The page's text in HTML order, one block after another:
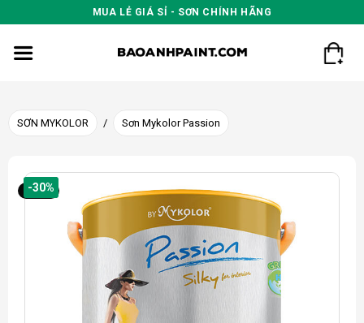
to
content
MUA LẺ GIÁ SỈ - SƠN CHÍNH HÃNG
SƠN MYKOLOR / Sơn Mykolor Passion
-30%